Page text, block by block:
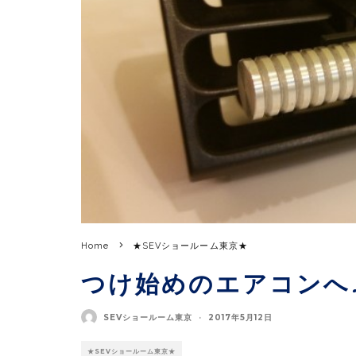
Home ★SEVショールーム東京★
つけ始めのエアコンへ
SEVショールーム東京 · 2017年5月12日
★SEVショールーム東京★